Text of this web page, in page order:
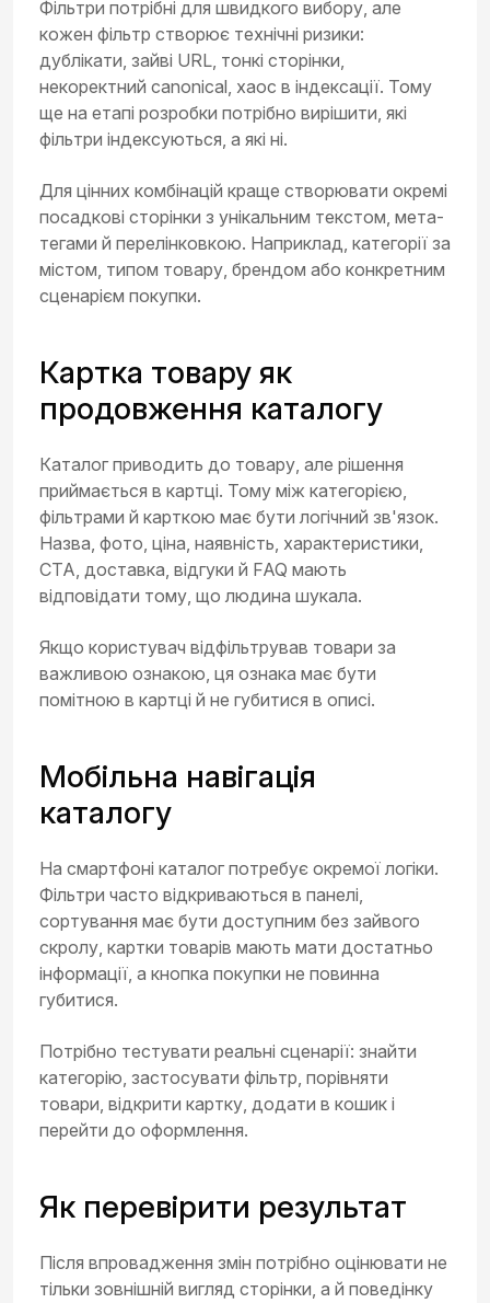
Фільтри потрібні для швидкого вибору, але
кожен фільтр створює технічні ризики:
дублікати, зайві URL, тонкі сторінки,
некоректний canonical, хаос в індексації. Тому
ще на етапі розробки потрібно вирішити, які
фільтри індексуються, а які ні.
Для цінних комбінацій краще створювати окремі
посадкові сторінки з унікальним текстом, мета-
тегами й перелінковкою. Наприклад, категорії за
містом, типом товару, брендом або конкретним
сценарієм покупки.
Картка товару як
продовження каталогу
Каталог приводить до товару, але рішення
приймається в картці. Тому між категорією,
фільтрами й карткою має бути логічний зв'язок.
Назва, фото, ціна, наявність, характеристики,
CTA, доставка, відгуки й FAQ мають
відповідати тому, що людина шукала.
Якщо користувач відфільтрував товари за
важливою ознакою, ця ознака має бути
помітною в картці й не губитися в описі.
Мобільна навігація
каталогу
На смартфоні каталог потребує окремої логіки.
Фільтри часто відкриваються в панелі,
сортування має бути доступним без зайвого
скролу, картки товарів мають мати достатньо
інформації, а кнопка покупки не повинна
губитися.
Потрібно тестувати реальні сценарії: знайти
категорію, застосувати фільтр, порівняти
товари, відкрити картку, додати в кошик і
перейти до оформлення.
Як перевірити результат
Після впровадження змін потрібно оцінювати не
тільки зовнішній вигляд сторінки, а й поведінку